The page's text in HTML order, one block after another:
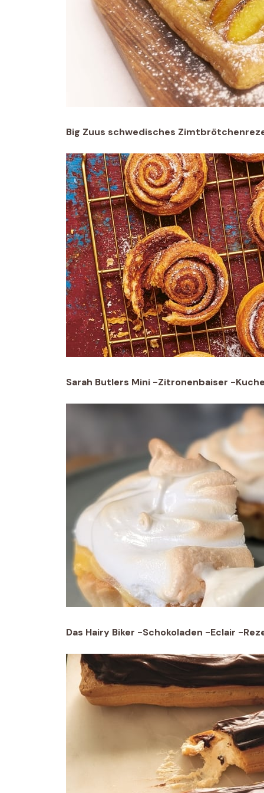
Big Zuus schwedisches
Sarah Butlers Mini -Zitronenbaiser -
Das Hairy Biker -Schokoladen -Eclair -